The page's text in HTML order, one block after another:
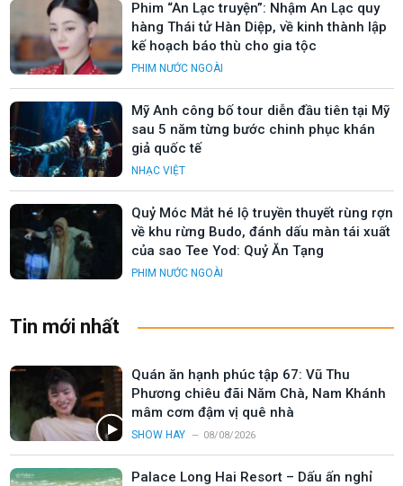
Phim “An Lạc truyện”: Nhậm An Lạc quy
hàng Thái tử Hàn Diệp, về kinh thành lập
kế hoạch báo thù cho gia tộc
PHIM NƯỚC NGOÀI
Mỹ Anh công bố tour diễn đầu tiên tại Mỹ
sau 5 năm từng bước chinh phục khán
giả quốc tế
NHẠC VIỆT
Quỷ Móc Mắt hé lộ truyền thuyết rùng rợn
về khu rừng Budo, đánh dấu màn tái xuất
của sao Tee Yod: Quỷ Ăn Tạng
PHIM NƯỚC NGOÀI
Tin mới nhất
Quán ăn hạnh phúc tập 67: Vũ Thu
Phương chiêu đãi Năm Chà, Nam Khánh
mâm cơm đậm vị quê nhà
SHOW HAY 08/08/2026
Palace Long Hai Resort – Dấu ấn nghỉ